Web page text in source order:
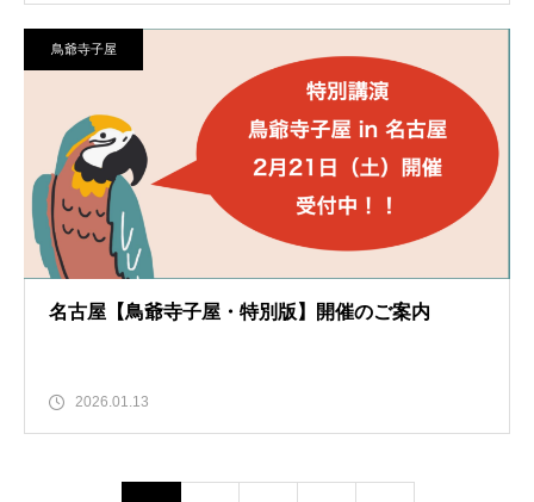
鳥爺寺子屋
名古屋【鳥爺寺子屋・特別版】開催のご案内
2026.01.13